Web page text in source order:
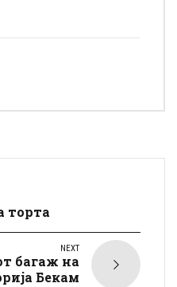
торта
NEXT
багаж на
Бекам